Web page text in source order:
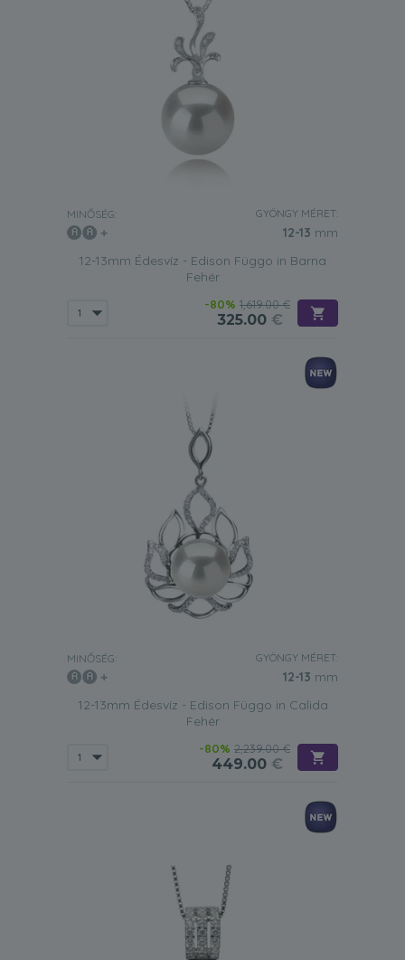
MINŐSÉG: GYÖNGY MÉRET:
12-13 mm
12-13mm Édesvíz - Edison Függo in Barna
Fehér
-80% 1,619.00 €
325.00 €
MINŐSÉG: GYÖNGY MÉRET:
12-13 mm
12-13mm Édesvíz - Edison Függo in Calida
Fehér
-80% 2,239.00 €
449.00 €